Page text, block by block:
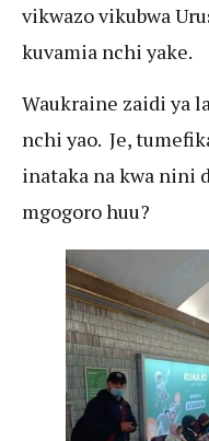
vikwazo vikubwa
kuvamia nchi yake.
Waukraine zaidi ya
nchi yao. Je,
inataka na kwa nini
mgogoro huu?